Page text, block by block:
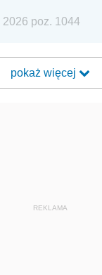
poz. 1044
pokaż więcej
REKLAMA